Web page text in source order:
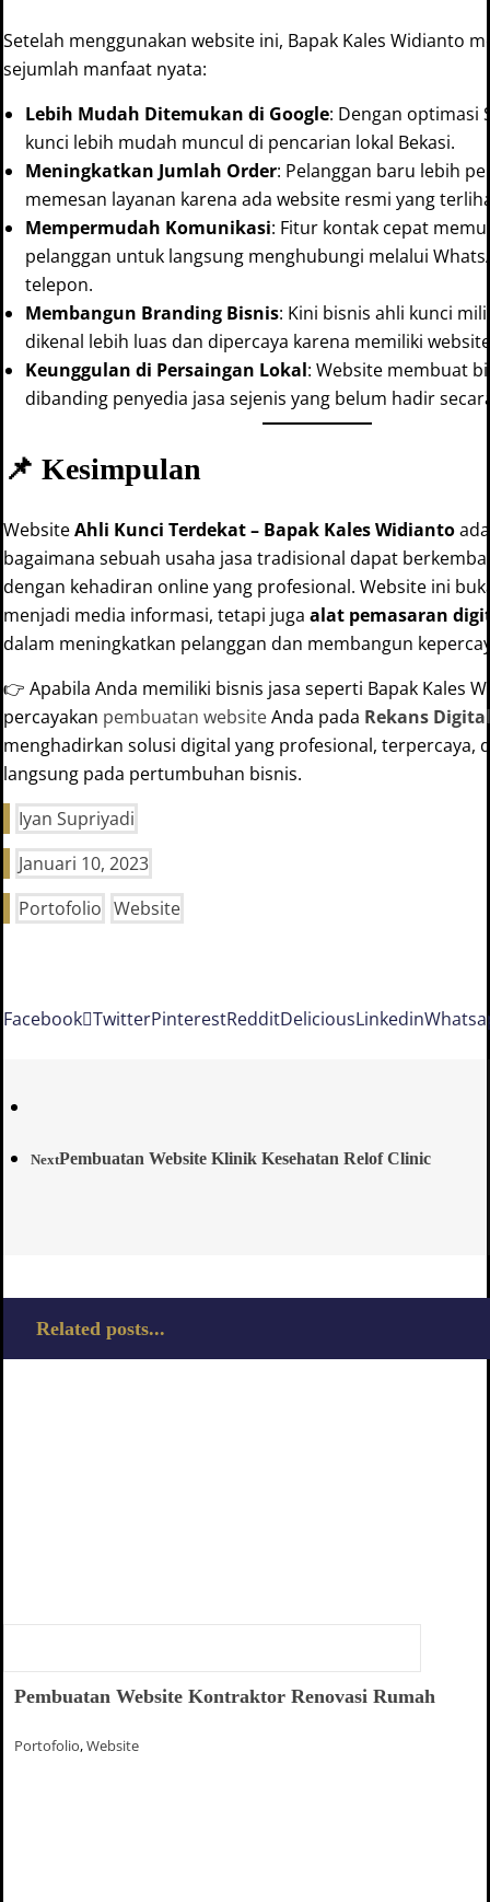
Setelah menggunakan website ini, Bapak Kales Widianto
sejumlah manfaat nyata:
Lebih Mudah Ditemukan di Google: Dengan optimasi
kunci lebih mudah muncul di pencarian lokal Bekasi.
Meningkatkan Jumlah Order: Pelanggan baru lebih
memesan layanan karena ada website resmi yang
Mempermudah Komunikasi: Fitur kontak cepat
pelanggan untuk langsung menghubungi melalui
telepon.
Membangun Branding Bisnis: Kini bisnis ahli kunci
dikenal lebih luas dan dipercaya karena memiliki
Keunggulan di Persaingan Lokal: Website membuat
dibanding penyedia jasa sejenis yang belum hadir
📌 Kesimpulan
WebsiteAhli Kunci Terdekat – Bapak Kales Widianto
bagaimana sebuah usaha jasa tradisional dapat
dengan kehadiran online yang profesional. Website ini
menjadi media informasi, tetapi juga alat pemasaran
dalam meningkatkan pelanggan dan membangun
👉 Apabila Anda memiliki bisnis jasa seperti Bapak Kales
percayakan pembuatan websiteAnda pada Rekans Digital
menghadirkan solusi digital yang profesional, terpercaya,
langsung pada pertumbuhan bisnis.
Iyan Supriyadi
Januari 10, 2023
Portofolio Website
Facebook TwitterPinterestRedditDeliciousLinkedin
NextPembuatan Website Klinik Kesehatan Relof Clinic
Related posts...
Pembuatan Website Kontraktor Renovasi Rumah
Portofolio,Website